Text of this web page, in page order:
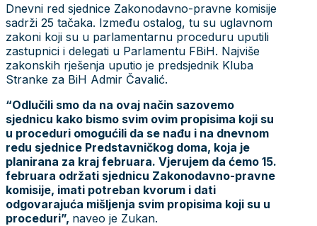
Dnevni red sjednice Zakonodavno-pravne komisije
sadrži 25 tačaka. Između ostalog, tu su uglavnom
zakoni koji su u parlamentarnu proceduru uputili
zastupnici i delegati u Parlamentu FBiH. Najviše
zakonskih rješenja uputio je predsjednik Kluba
Stranke za BiH Admir Čavalić.
“Odlučili smo da na ovaj način sazovemo
sjednicu kako bismo svim ovim propisima koji su
u proceduri omogućili da se nađu i na dnevnom
redu sjednice Predstavničkog doma, koja je
planirana za kraj februara. Vjerujem da ćemo 15.
februara održati sjednicu Zakonodavno-pravne
komisije, imati potreban kvorum i dati
odgovarajuća mišljenja svim propisima koji su u
proceduri”, naveo je Zukan.